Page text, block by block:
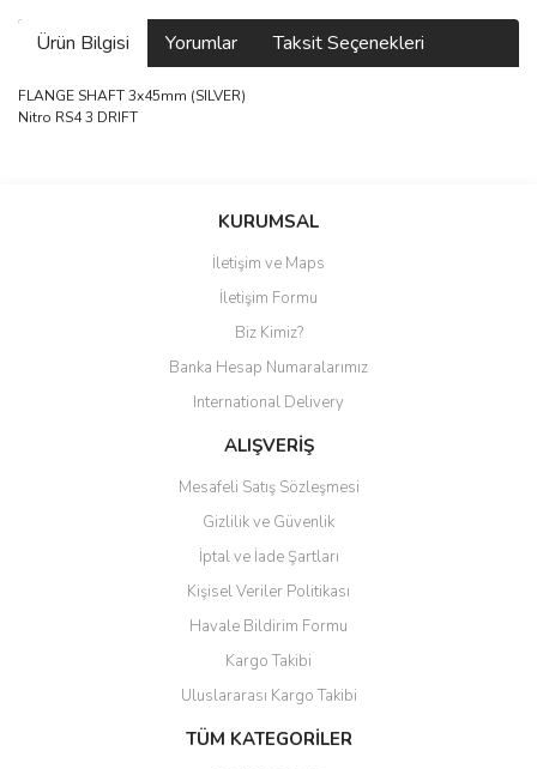
Ürün Bilgisi Yorumlar Taksit Seçenekleri
FLANGE SHAFT 3x45mm (SILVER)
Nitro RS4 3 DRIFT
Bu ürüne ilk yorumu siz yapın!
Yorum Yaz
KURUMSAL
İletişim ve Maps
İletişim Formu
Biz Kimiz?
Banka Hesap Numaralarımız
International Delivery
ALIŞVERİŞ
Mesafeli Satış Sözleşmesi
Gizlilik ve Güvenlik
İptal ve İade Şartları
Kişisel Veriler Politikası
Havale Bildirim Formu
Kargo Takibi
Uluslararası Kargo Takibi
TÜM KATEGORİLER